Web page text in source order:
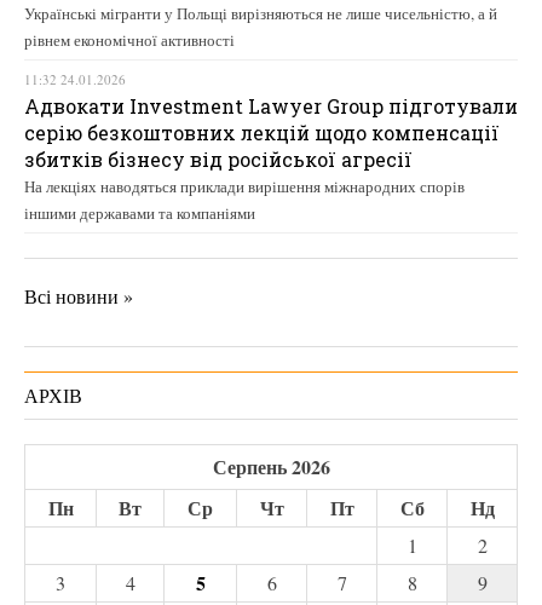
Українські мігранти у Польщі вирізняються не лише чисельністю, а й
рівнем економічної активності
11:32 24.01.2026
Адвокати Investment Lawyer Group підготували
серію безкоштовних лекцій щодо компенсації
збитків бізнесу від російської агресії
На лекціях наводяться приклади вирішення міжнародних спорів
іншими державами та компаніями
Всі новини »
АРХІВ
Серпень 2026
Пн
Вт Ср Чт Пт Сб Нд
1
2
3
4 5 6 7 8
9